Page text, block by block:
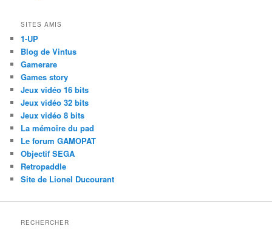
SITES AMIS
1-UP
Blog de Vintus
Gamerare
Games story
Jeux vidéo 16 bits
Jeux vidéo 32 bits
Jeux vidéo 8 bits
La mémoire du pad
Le forum GAMOPAT
Objectif SEGA
Retropaddle
Site de Lionel Ducourant
RECHERCHER